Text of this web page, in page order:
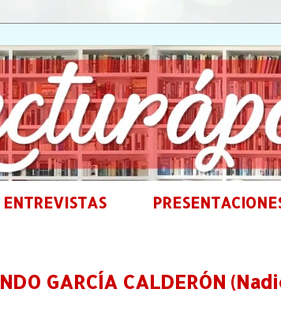
ENTREVISTAS
GARCÍA CALDERÓN